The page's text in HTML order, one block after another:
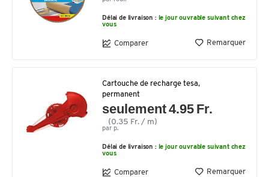
Délai de livraison : le jour ouvrable suivant chez
vous
Comparer Remarquer
Cartouche de recharge tesa,
permanent
seulement 4.95 Fr.
(0.35 Fr. / m)
par p.
Délai de livraison : le jour ouvrable suivant chez
vous
Comparer Remarquer